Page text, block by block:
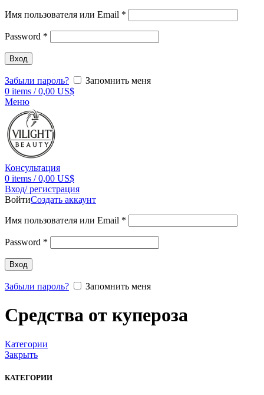
Имя пользователя или Email *
Password *
Вход
Забыли пароль?
Запомнить меня
0 items / 0,00 US$
Меню
Консультация
0 items / 0,00 US$
Вход/ регистрация
ВойтиСоздать аккаунт
Имя пользователя или Email *
Password *
Вход
Забыли пароль? Запомнить меня
Средства от купероза
Категории
Закрыть
КАТЕГОРИИ